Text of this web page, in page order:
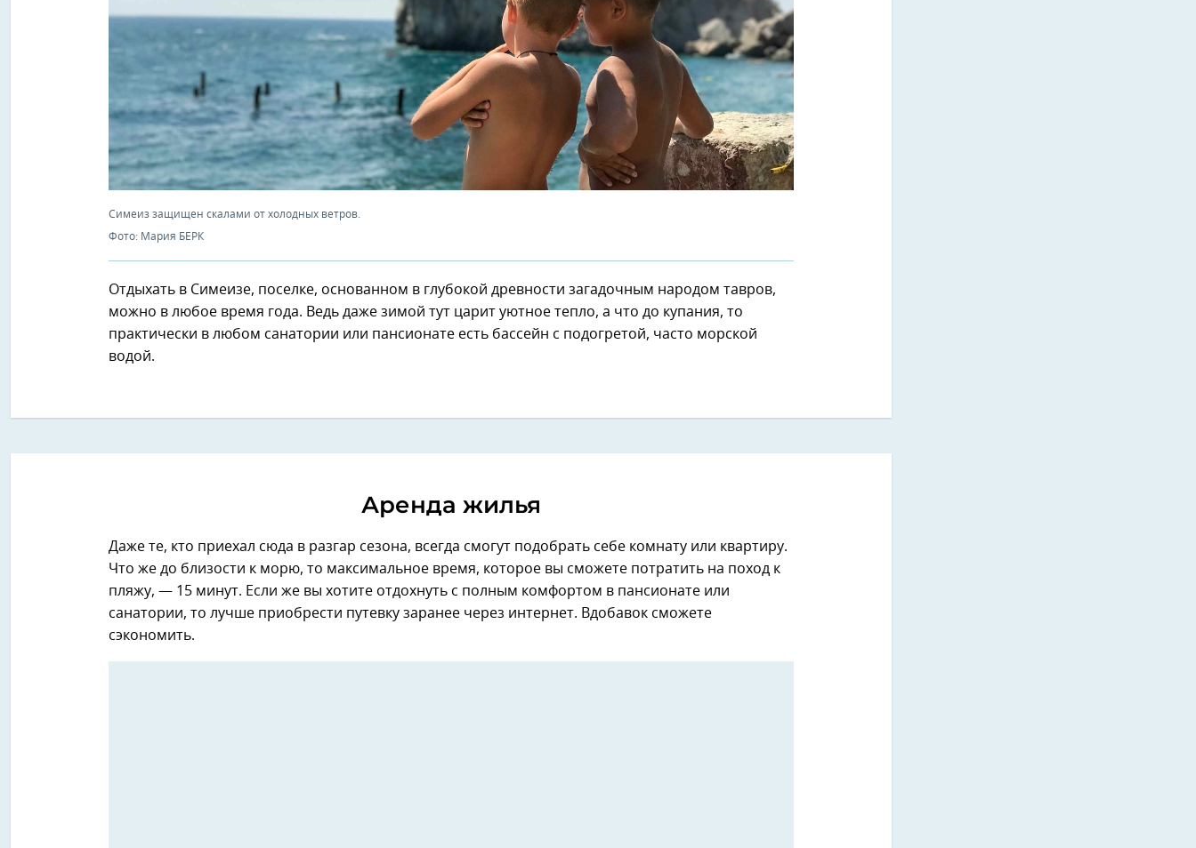
Симеиз защищен скалами от холодных ветров.
Фото: Мария БЕРК
Отдыхать в Симеизе, поселке, основанном в глубокой древности загадочным народом тавров,
можно в любое время года. Ведь даже зимой тут царит уютное тепло, а что до купания, то
практически в любом санатории или пансионате есть бассейн с подогретой, часто морской
водой.
Аренда жилья
Даже те, кто приехал сюда в разгар сезона, всегда смогут подобрать себе комнату или квартиру.
Что же до близости к морю, то максимальное время, которое вы сможете потратить на поход к
пляжу, — 15 минут. Если же вы хотите отдохнуть с полным комфортом в пансионате или
санатории, то лучше приобрести путевку заранее через интернет. Вдобавок сможете
сэкономить.